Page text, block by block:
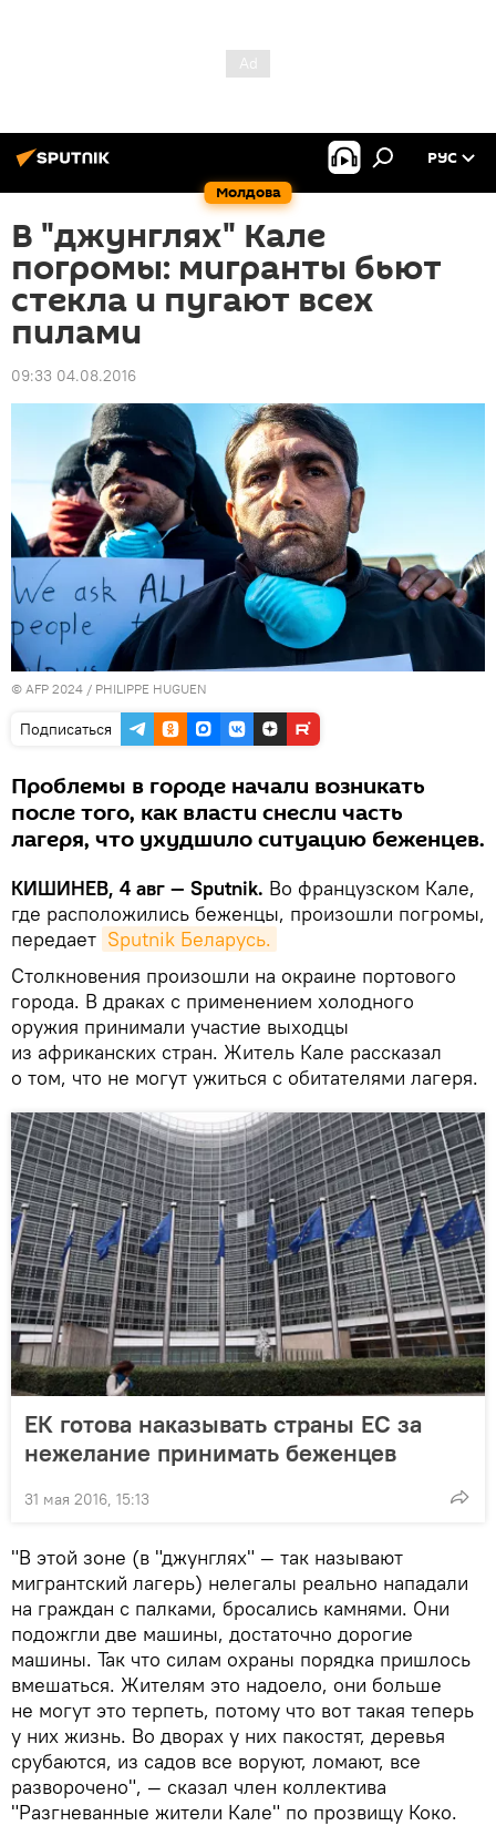
Молдова
РУС
В "джунглях" Кале
погромы: мигранты бьют
стекла и пугают всех
пилами
09:33 04.08.2016
© AFP 2024 / PHILIPPE HUGUEN
Подписаться
Проблемы в городе начали возникать
после того, как власти снесли часть
лагеря, что ухудшило ситуацию беженцев.
КИШИНЕВ, 4 авг — Sputnik. Во французском Кале,
где расположились беженцы, произошли погромы,
передает Sputnik Беларусь.
Столкновения произошли на окраине портового
города. В драках с применением холодного
оружия принимали участие выходцы
из африканских стран. Житель Кале рассказал
о том, что не могут ужиться с обитателями лагеря.
ЕК готова наказывать страны ЕС за
нежелание принимать беженцев
31 мая 2016, 15:13
"В этой зоне (в "джунглях" — так называют
мигрантский лагерь) нелегалы реально нападали
на граждан с палками, бросались камнями. Они
подожгли две машины, достаточно дорогие
машины. Так что силам охраны порядка пришлось
вмешаться. Жителям это надоело, они больше
не могут это терпеть, потому что вот такая теперь
у них жизнь. Во дворах у них пакостят, деревья
срубаются, из садов все воруют, ломают, все
разворочено", — сказал член коллектива
"Разгневанные жители Кале" по прозвищу Коко.